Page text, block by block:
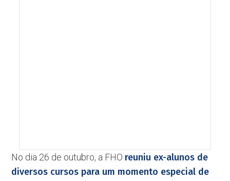
No dia 26 de outubro, a FHO reuniu ex-alunos de
diversos cursos para um momento especial de